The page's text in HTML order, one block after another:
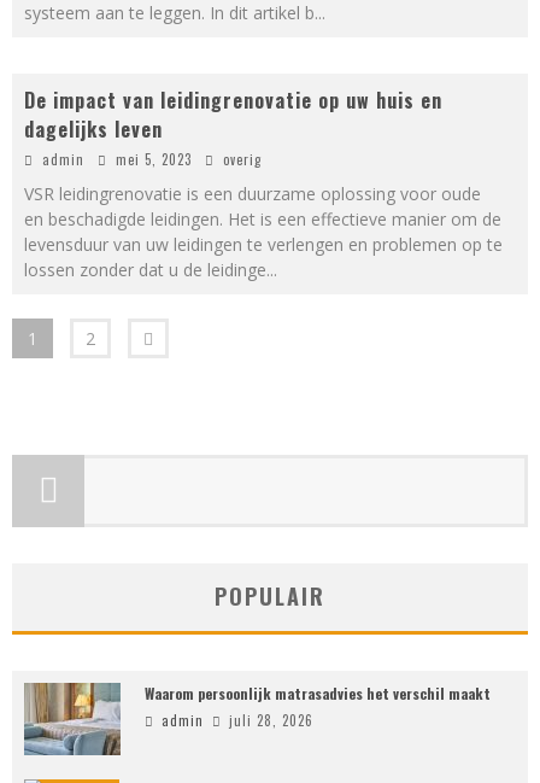
systeem aan te leggen. In dit artikel b...
De impact van leidingrenovatie op uw huis en
dagelijks leven
admin mei 5, 2023 overig
VSR leidingrenovatie is een duurzame oplossing voor oude
en beschadigde leidingen. Het is een effectieve manier om de
levensduur van uw leidingen te verlengen en problemen op te
lossen zonder dat u de leidinge...
1 2
POPULAIR
Waarom persoonlijk matrasadvies het verschil maakt
admin juli 28, 2026